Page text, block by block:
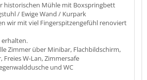
historischen Mühle mit Boxspringbett
/ Ewige Wand / Kurpark
wir mit viel Fingerspitzengefühl renoviert
Zimmer über Minibar, Flachbildschirm,
Freies W-Lan, Zimmersafe
und WC